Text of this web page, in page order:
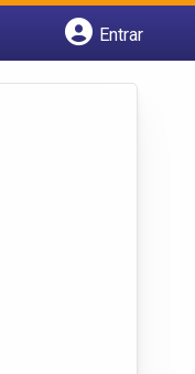
Entrar